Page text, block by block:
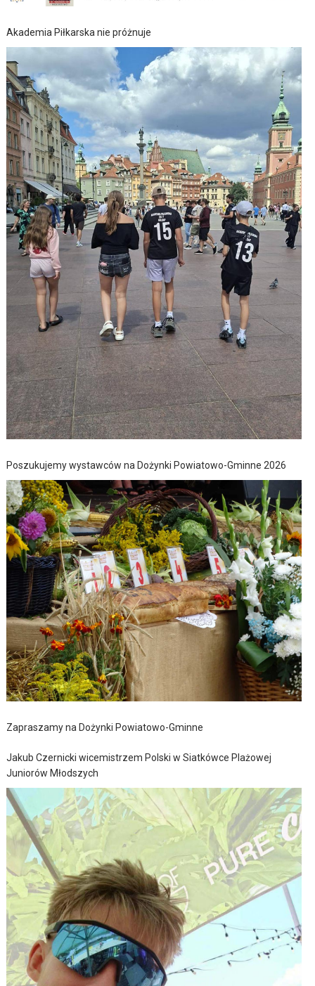
Akademia Piłkarska nie próżnuje
Poszukujemy wystawców na Dożynki Powiatowo-Gminne 2026
Zapraszamy na Dożynki Powiatowo-Gminne
Jakub Czernicki wicemistrzem Polski w Siatkówce Plażowej
Juniorów Młodszych